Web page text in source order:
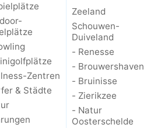
Zentren
& Städte
Zeeland
Schouwen-
Duiveland
- Renesse
- Brouwershaven
- Bruinisse
- Zierikzee
- Natur
Oosterschelde